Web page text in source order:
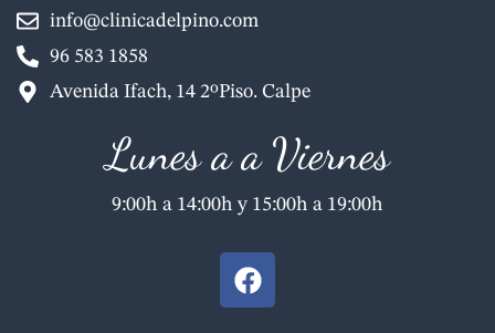
info@clinicadelpino.com
96 583 1858
Avenida Ifach, 14 2ºPiso. Calpe
Lunes a a Viernes
9:00h a 14:00h y 15:00h a 19:00h
F
a